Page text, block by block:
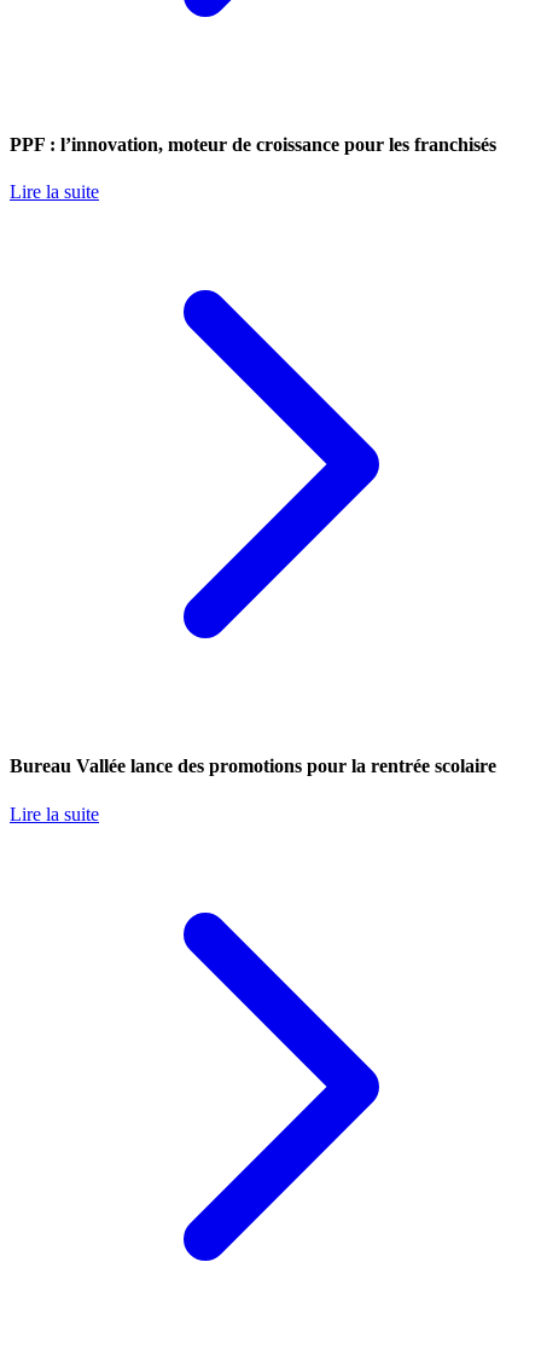
PPF : l’innovation, moteur de croissance pour les franchisés
Lire la suite
Bureau Vallée lance des promotions pour la rentrée scolaire
Lire la suite